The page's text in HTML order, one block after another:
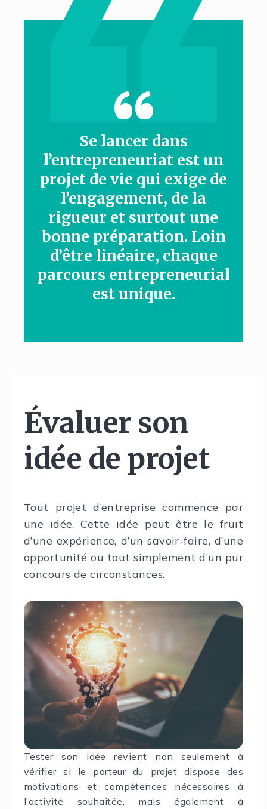
Se lancer dans
l’entrepreneuriat est un
projet de vie qui exige de
l’engagement, de la
rigueur et surtout une
bonne préparation. Loin
d’être linéaire, chaque
parcours entrepreneurial
est unique.
Évaluer son
idée de projet
Tout projet d’entreprise commence par
une idée. Cette idée peut être le fruit
d’une expérience, d’un savoir-faire, d’une
opportunité ou tout simplement d’un pur
concours de circonstances.
Tester son idée revient non seulement à
vérifier si le porteur du projet dispose des
motivations et compétences nécessaires à
l’activité souhaitée, mais également à